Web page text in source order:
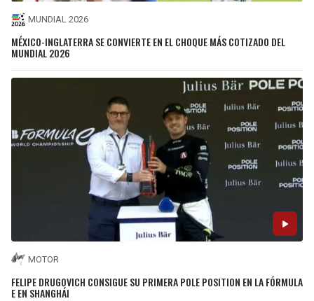
MUNDIAL 2026
MÉXICO-INGLATERRA SE CONVIERTE EN EL CHOQUE MÁS COTIZADO DEL
MUNDIAL 2026
MOTOR
FELIPE DRUGOVICH CONSIGUE SU PRIMERA POLE POSITION EN LA FÓRMULA
E EN SHANGHÁI